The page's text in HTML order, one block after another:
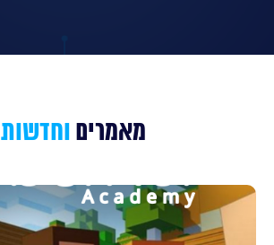
מאמרים וחדשות